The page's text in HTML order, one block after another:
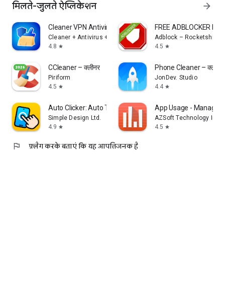
मिलते-जुलते ऐप्लिकेशन arrow_forward
Cleaner VPN Antivirus Clear
Cleaner + Antivirus + VPN company
4.8 star
FREE ADBLOCKER
Adblock – Rocketshield
4.5 star
CCleaner – क्लीनर
Piriform
4.5 star
Phone Cleaner – क्लीनर
JonDev. Studio
4.4 star
Auto Clicker: Auto Tapper
Simple Design Ltd.
4.9 star
App Usage - Manage/
AZSoft Technology Inc.
4.5 star
flag फ़्लैग करके बताएं कि यह आपत्तिजनक है